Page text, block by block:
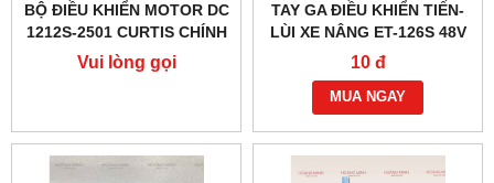
BỘ ĐIỀU KHIỂN MOTOR DC
1212S-2501 CURTIS CHÍNH
HÃNG
Vui lòng gọi
TAY GA ĐIỀU KHIỂN TIẾN-
LÙI XE NÂNG ET-126S 48V
(6 DÂY)
10 đ
MUA NGAY